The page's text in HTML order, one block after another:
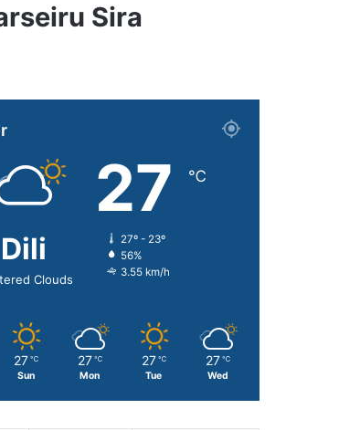
Sira
Dili
Clouds
27 ℃
27º - 23º
56%
3.55 km/h
27 ℃
Sun
27 ℃
Mon
27 ℃
Tue
27 ℃
Wed